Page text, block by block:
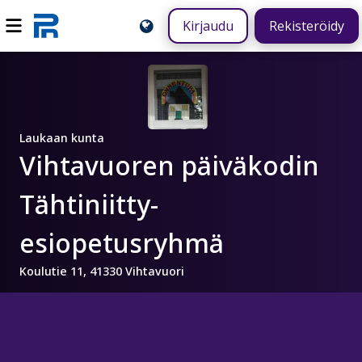
Kirjaudu Rekisteröidy
Laukaan kunta
Vihtavuoren päiväkodin
Tähtiniitty-
esiopetusryhmä
Koulutie 11, 41330 Vihtavuori